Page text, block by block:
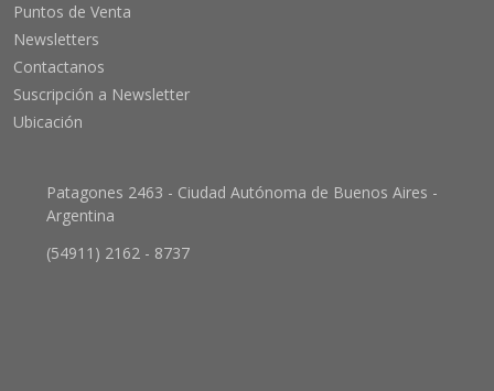
Puntos de Venta
Newsletters
Contactanos
Suscripción a Newsletter
Ubicación
Patagones 2463 - Ciudad Autónoma de Buenos Aires -
Argentina
(54911) 2162 - 8737